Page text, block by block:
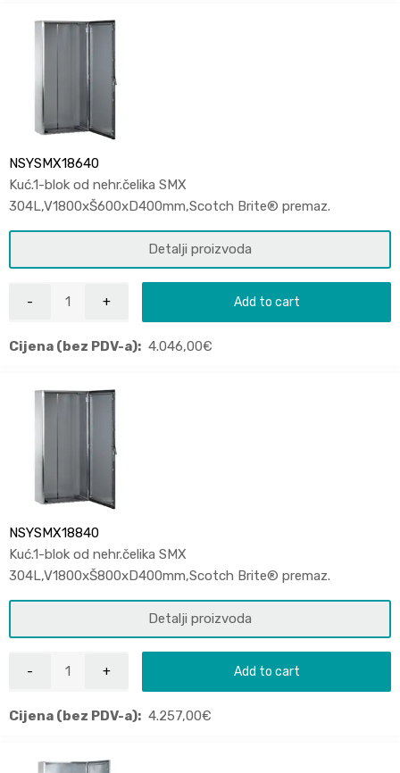
NSYSMX18640
Kuć.1-blok od nehr.čelika SMX
304L,V1800xŠ600xD400mm,Scotch Brite® premaz.
Detalji proizvoda
Add to cart
Cijena (bez PDV-a): 4.046,00€
NSYSMX18840
Kuć.1-blok od nehr.čelika SMX
304L,V1800xŠ800xD400mm,Scotch Brite® premaz.
Detalji proizvoda
Add to cart
Cijena (bez PDV-a): 4.257,00€